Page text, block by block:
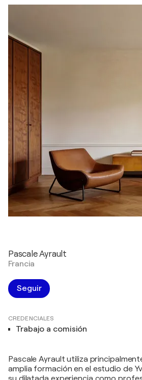
Pascale Ayrault
Francia
Seguir
CREDENCIALES
Trabajo a comisión
Pascale Ayrault utiliza
amplia formación en el estudio de